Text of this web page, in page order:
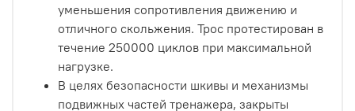
уменьшения сопротивления движению и
отличного скольжения. Трос протестирован в
течение 250000 циклов при максимальной
нагрузке.
В целях безопасности шкивы и механизмы
подвижных частей тренажера, закрыты